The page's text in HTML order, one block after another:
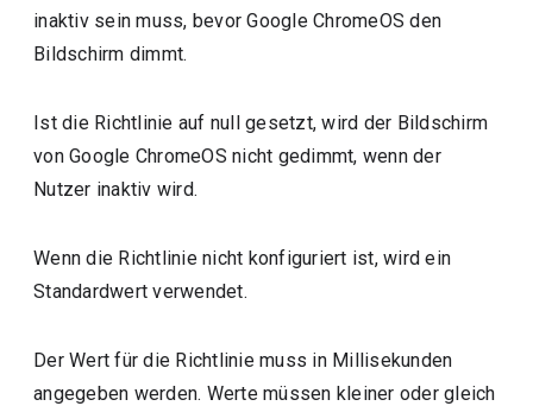
inaktiv sein muss, bevor Google ChromeOS den
Bildschirm dimmt.
Ist die Richtlinie auf null gesetzt, wird der Bildschirm
von Google ChromeOS nicht gedimmt, wenn der
Nutzer inaktiv wird.
Wenn die Richtlinie nicht konfiguriert ist, wird ein
Standardwert verwendet.
Der Wert für die Richtlinie muss in Millisekunden
angegeben werden. Werte müssen kleiner oder gleich